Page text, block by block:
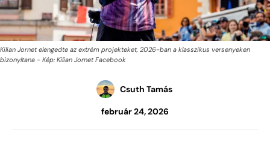
Kilian Jornet elengedte az extrém projekteket, 2026-ban a klasszikus versenyeken
bizonyítana - Kép: Kilian Jornet Facebook
Csuth Tamás
február 24, 2026